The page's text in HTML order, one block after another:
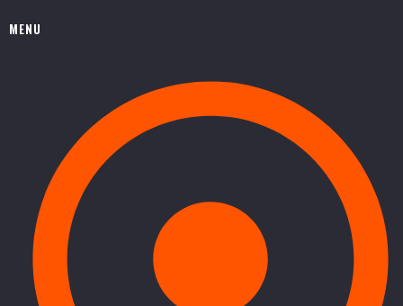
MENU